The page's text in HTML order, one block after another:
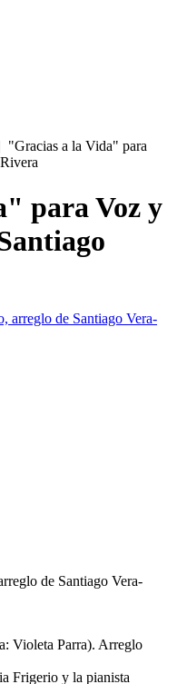
| "Gracias a la Vida" para
para Voz y
de Santiago Vera-
Violeta Parra). Arreglo
Frigerio y la pianista